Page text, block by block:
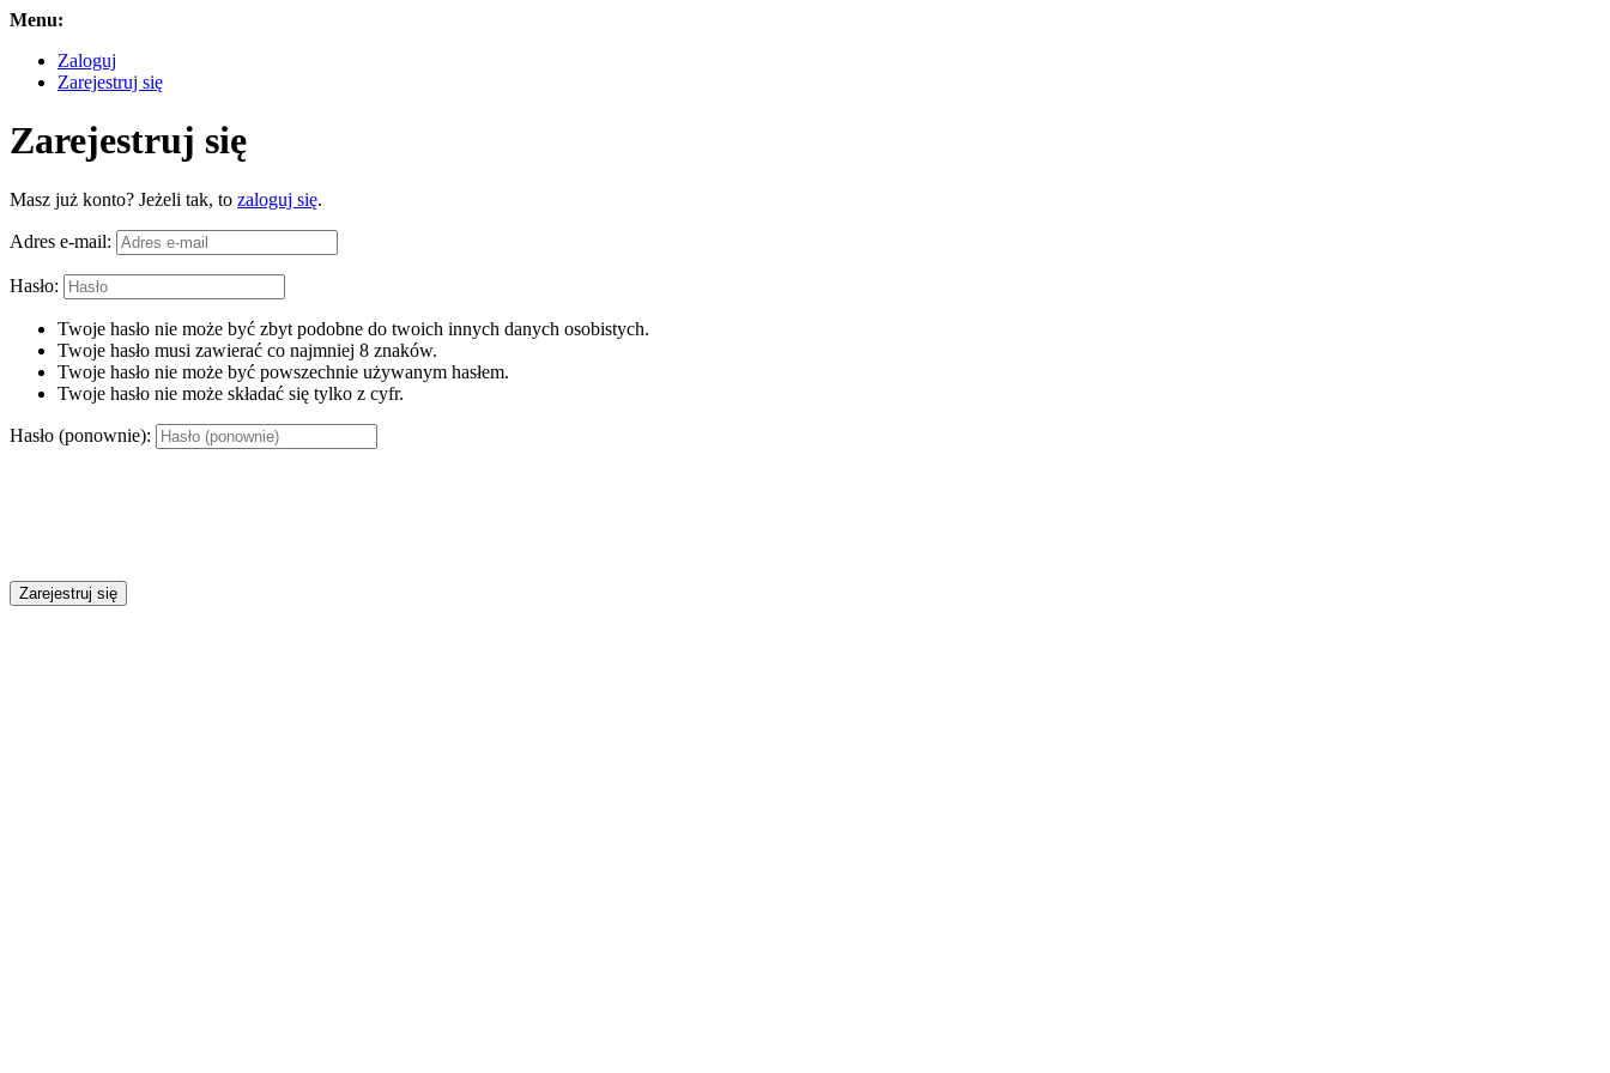
Menu:
Zaloguj
Zarejestruj się
Zarejestruj się
Masz już konto? Jeżeli tak, to zaloguj się.
Adres e-mail:
Hasło:
Twoje hasło nie może być zbyt podobne do twoich innych danych osobistych.
Twoje hasło musi zawierać co najmniej 8 znaków.
Twoje hasło nie może być powszechnie używanym hasłem.
Twoje hasło nie może składać się tylko z cyfr.
Hasło (ponownie):
Zarejestruj się